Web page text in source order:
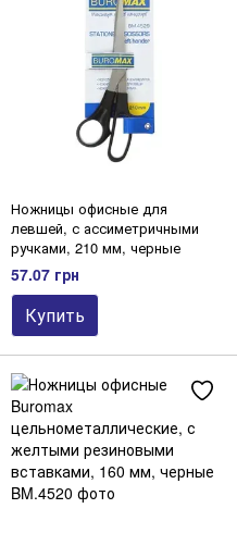
Ножницы офисные для
левшей, с ассиметричными
ручками, 210 мм, черные
57.07 грн
Купить